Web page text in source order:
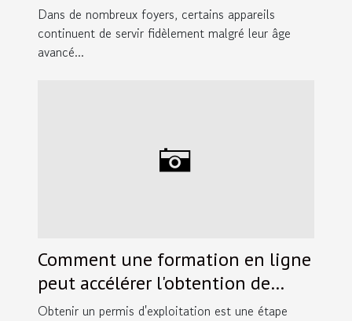
Dans de nombreux foyers, certains appareils
continuent de servir fidèlement malgré leur âge
avancé...
Comment une formation en ligne
peut accélérer l'obtention de
votre permis d'exploitation ?
Obtenir un permis d'exploitation est une étape